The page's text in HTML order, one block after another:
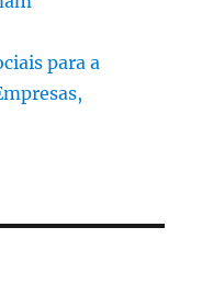
para a